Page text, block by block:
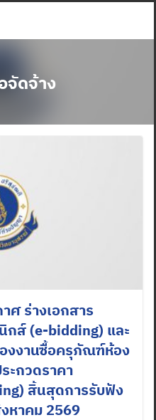
จัดจ้าง
ศ ร่างเอกสาร
กส์ (e-bidding) และ
งงานซื้อครุภัณฑ์ห้อง
ะกวดราคา
สิ้นสุดการรับฟัง
หาคม 2569